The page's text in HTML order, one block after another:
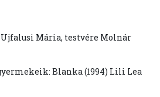
Ujfalusi Mária, testvére Molnár
Blanka (1994) Lili Lea